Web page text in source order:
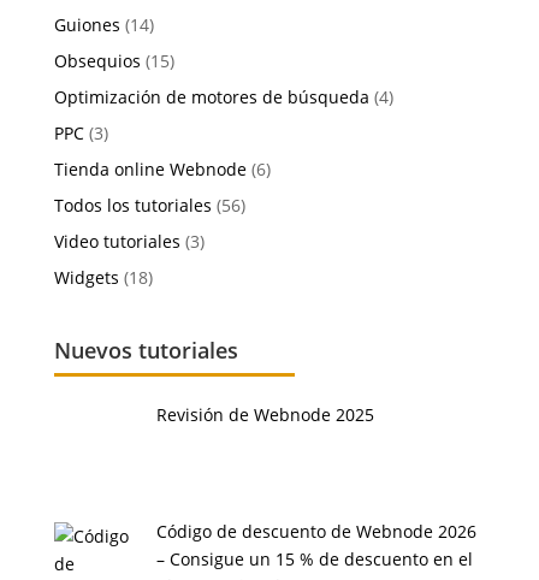
Guiones (14)
Obsequios (15)
Optimización de motores de búsqueda (4)
PPC(3)
Tienda online Webnode(6)
Todos los tutoriales (56)
Video tutoriales (3)
Widgets (18)
Nuevos tutoriales
Revisión de Webnode 2025
Código de descuento de Webnode 2026
– Consigue un 15 % de descuento en el